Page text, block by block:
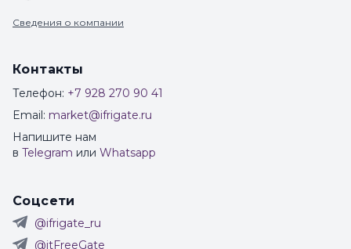
Сведения о компании
Контакты
Телефон: +7 928 270 90 41
Email: market@ifrigate.ru
Напишите нам
в Telegram или Whatsapp
Соцсети
@ifrigate_ru
@itFreeGate